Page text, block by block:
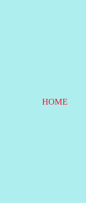
HOME